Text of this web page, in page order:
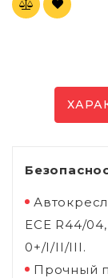
ECE R44/
0+/I/II/III.
Прочный